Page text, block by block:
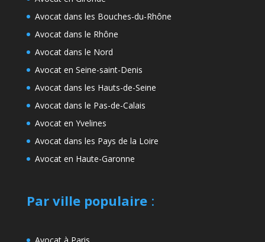
Avocat dans les Bouches-du-Rhône
Avocat dans le Rhône
Avocat dans le Nord
Avocat en Seine-saint-Denis
Avocat dans les Hauts-de-Seine
Avocat dans le Pas-de-Calais
Avocat en Yvelines
Avocat dans les Pays de la Loire
Avocat en Haute-Garonne
Par ville populaire: